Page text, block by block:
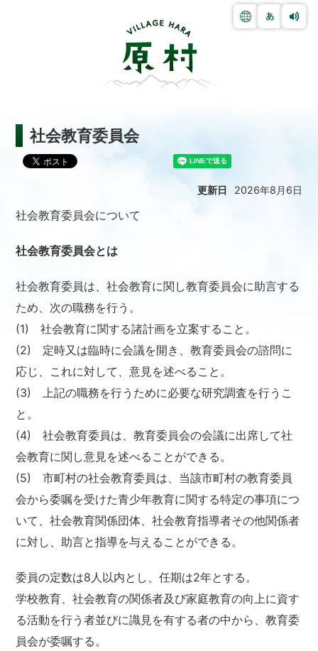
社会教育委員会
更新日 2026年8月6日
社会教育委員会について
社会教育委員会とは
社会教育委員は、社会教育に関し教育委員会に助言する
ため、次の職務を行う。
(1) 社会教育に関する諸計画を立案すること。
(2) 定時又は臨時に会議を開き、教育委員会の諮問に
応じ、これに対して、意見を述べること。
(3) 上記の職務を行うために必要な研究調査を行うこ
と。
(4) 社会教育委員は、教育委員会の会議に出席して社
会教育に関し意見を述べることができる。
(5) 市町村の社会教育委員は、当該市町村の教育委員
会から委嘱を受けた青少年教育に関する特定の事項につ
いて、社会教育関係団体、社会教育指導者その他関係者
に対し、助言と指導を与えることができる。
委員の定数は8人以内とし、任期は2年とする。
学校教育、社会教育の関係者及び家庭教育の向上に資す
る活動を行う者並びに識見を有する者の中から、教育委
員会が委嘱する。